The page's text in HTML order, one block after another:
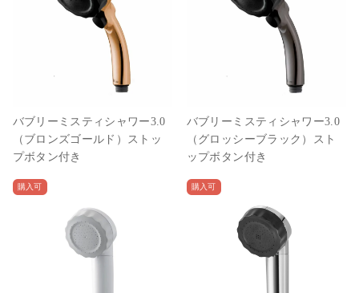
バブリーミスティシャワー3.0
（ブロンズゴールド）ストッ
プボタン付き
バブリーミスティシャワー3.0
（グロッシーブラック）スト
ップボタン付き
購入可 購入可